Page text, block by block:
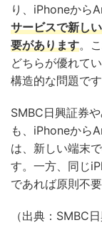
り、iPhoneから
サービスで新し
要があります。
どちらが優れて
構造的な問題です
SMBC日興証券
も、iPhoneから
は、新しい端末
す。一方、同じ
であれば原則不
（出典：SMBC